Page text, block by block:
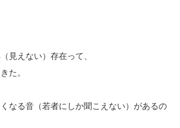
見えない）存在って、
た。
なる音（若者にしか聞こえない）があるの